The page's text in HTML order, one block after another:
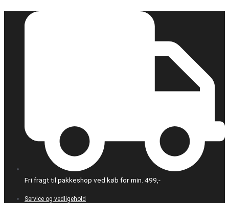
Fri fragt til pakkeshop ved køb for min. 499,-
Service og vedligehold